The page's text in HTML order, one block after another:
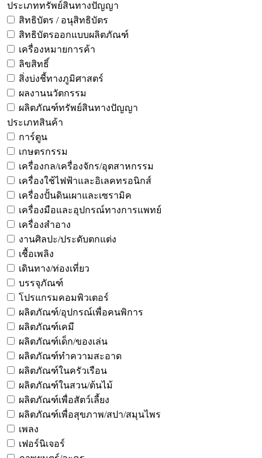
ประเภททรัพย์สินทางปัญญา
สิทธิบัตร / อนุสิทธิบัตร
สิทธิบัตรออกแบบผลิตภัณฑ์
เครื่องหมายการค้า
ลิขสิทธิ์
สิ่งบ่งชี้ทางภูมิศาสตร์
ผลงานนวัตกรรม
ผลิตภัณฑ์ทรัพย์สินทางปัญญา
ประเภทสินค้า
การ์ตูน
เกษตรกรรม
เครื่องกล/เครื่องจักร/อุตสาหกรรม
เครื่องใช้ไฟฟ้าและอิเลคทรอนิกส์
เครื่องปั้นดินเผาและเซรามิค
เครื่องมือและอุปกรณ์ทางการแพทย์
เครื่องสำอาง
งานศิลปะ/ประดับตกแต่ง
เชื้อเพลิง
เดินทาง/ท่องเที่ยว
บรรจุภัณฑ์
โปรแกรมคอมพิวเตอร์
ผลิตภัณฑ์/อุปกรณ์เพื่อคนพิการ
ผลิตภัณฑ์เคมี
ผลิตภัณฑ์เด็ก/ของเล่น
ผลิตภัณฑ์ทำความสะอาด
ผลิตภัณฑ์ในครัวเรือน
ผลิตภัณฑ์ในสวน/ต้นไม้
ผลิตภัณฑ์เพื่อสัตว์เลี้ยง
ผลิตภัณฑ์เพื่อสุขภาพ/สปา/สมุนไพร
เพลง
เฟอร์นิเจอร์